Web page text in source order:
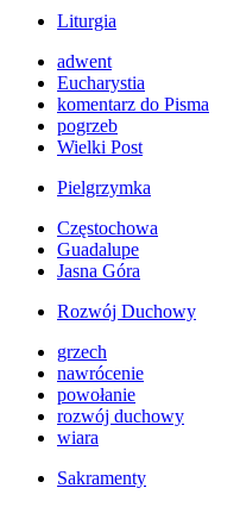
Liturgia
adwent
Eucharystia
komentarz do Pisma
pogrzeb
Wielki Post
Pielgrzymka
Częstochowa
Guadalupe
Jasna Góra
Rozwój Duchowy
grzech
nawrócenie
powołanie
rozwój duchowy
wiara
Sakramenty